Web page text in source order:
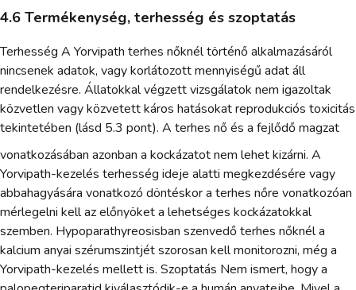
4.6 Termékenység, terhesség és szoptatás
Terhesség A Yorvipath terhes nőknél történő alkalmazásáról
nincsenek adatok, vagy korlátozott mennyiségű adat áll
rendelkezésre. Állatokkal végzett vizsgálatok nem igazoltak
közvetlen vagy közvetett káros hatásokat reprodukciós toxicitás
tekintetében (lásd 5.3 pont). A terhes nő és a fejlődő magzat
vonatkozásában azonban a kockázatot nem lehet kizárni. A
Yorvipath-kezelés terhesség ideje alatti megkezdésére vagy
abbahagyására vonatkozó döntéskor a terhes nőre vonatkozóan
mérlegelni kell az előnyöket a lehetséges kockázatokkal
szemben. Hypoparathyreosisban szenvedő terhes nőknél a
kalcium anyai szérumszintjét szorosan kell monitorozni, még a
Yorvipath-kezelés mellett is. Szoptatás Nem ismert, hogy a